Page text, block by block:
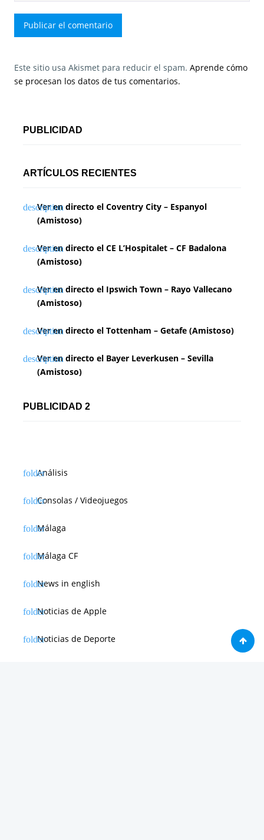
Este sitio usa Akismet para reducir el spam. Aprende cómo
se procesan los datos de tus comentarios.
PUBLICIDAD
ARTÍCULOS RECIENTES
Ver en directo el Coventry City – Espanyol
(Amistoso)
Ver en directo el CE L’Hospitalet – CF Badalona
(Amistoso)
Ver en directo el Ipswich Town – Rayo Vallecano
(Amistoso)
Ver en directo el Tottenham – Getafe (Amistoso)
Ver en directo el Bayer Leverkusen – Sevilla
(Amistoso)
PUBLICIDAD 2
Análisis
Consolas / Videojuegos
Málaga
Málaga CF
News in english
Noticias de Apple
Noticias de Deporte